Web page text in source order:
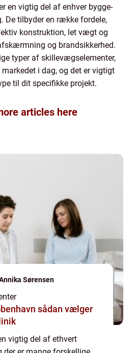
en vigtig del af enhver bygge-
De tilbyder en række fordele,
konstruktion, let vægt og
og brandsikkerhed.
typer af skillevægselementer,
i dag, og det er vigtigt
til dit specifikke projekt.
articles here
Sørensen
vælger
vigtig del af ethvert